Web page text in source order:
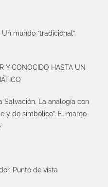
mundo “tradicional”.
Y CONOCIDO HASTA UN
Salvación. La analogía con
y de simbólico”. El marco
Punto de vista